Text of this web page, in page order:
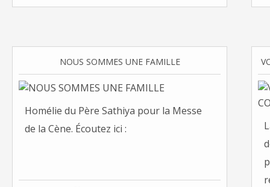
NOUS SOMMES UNE FAMILLE
Homélie du Père Sathiya pour la Messe
de la Cène. Écoutez ici :